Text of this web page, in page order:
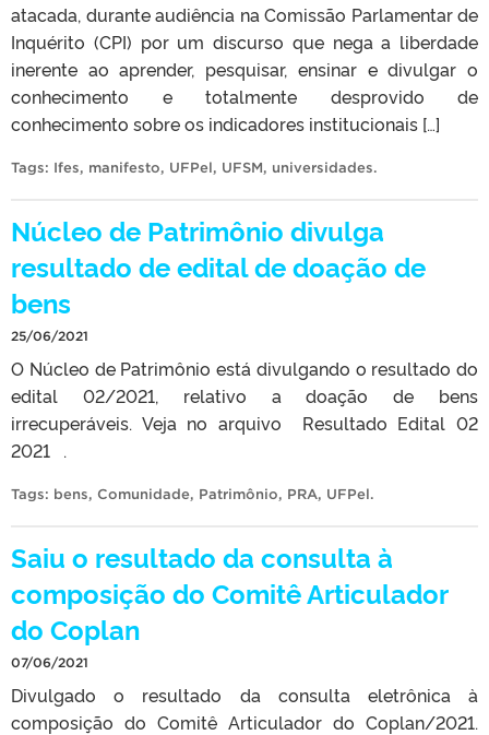
atacada, durante audiência na Comissão Parlamentar de
Inquérito (CPI) por um discurso que nega a liberdade
inerente ao aprender, pesquisar, ensinar e divulgar o
conhecimento e totalmente desprovido de
conhecimento sobre os indicadores institucionais […]
Tags: Ifes, manifesto, UFPel, UFSM, universidades.
Núcleo de Patrimônio divulga
resultado de edital de doação de
bens
25/06/2021
O Núcleo de Patrimônio está divulgando o resultado do
edital 02/2021, relativo a doação de bens
irrecuperáveis. Veja no arquivo Resultado Edital 02
2021 .
Tags: bens, Comunidade, Patrimônio, PRA, UFPel.
Saiu o resultado da consulta à
composição do Comitê Articulador
do Coplan
07/06/2021
Divulgado o resultado da consulta eletrônica à
composição do Comitê Articulador do Coplan/2021.